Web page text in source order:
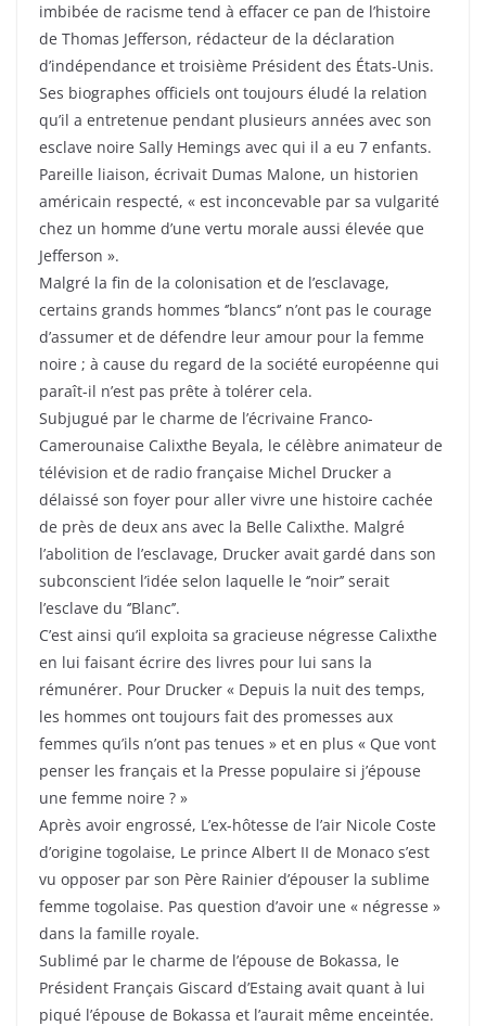
imbibée de racisme tend à effacer ce pan de l’histoire
de Thomas Jefferson, rédacteur de la déclaration
d’indépendance et troisième Président des États-Unis.
Ses biographes officiels ont toujours éludé la relation
qu’il a entretenue pendant plusieurs années avec son
esclave noire Sally Hemings avec qui il a eu 7 enfants.
Pareille liaison, écrivait Dumas Malone, un historien
américain respecté, « est inconcevable par sa vulgarité
chez un homme d’une vertu morale aussi élevée que
Jefferson ».
Malgré la fin de la colonisation et de l’esclavage,
certains grands hommes ‘’blancs‘’ n’ont pas le courage
d’assumer et de défendre leur amour pour la femme
noire ; à cause du regard de la société européenne qui
paraît-il n’est pas prête à tolérer cela.
Subjugué par le charme de l’écrivaine Franco-
Camerounaise Calixthe Beyala, le célèbre animateur de
télévision et de radio française Michel Drucker a
délaissé son foyer pour aller vivre une histoire cachée
de près de deux ans avec la Belle Calixthe. Malgré
l’abolition de l’esclavage, Drucker avait gardé dans son
subconscient l’idée selon laquelle le ‘’noir’’ serait
l’esclave du ‘’Blanc’’.
C’est ainsi qu’il exploita sa gracieuse négresse Calixthe
en lui faisant écrire des livres pour lui sans la
rémunérer. Pour Drucker « Depuis la nuit des temps,
les hommes ont toujours fait des promesses aux
femmes qu’ils n’ont pas tenues » et en plus « Que vont
penser les français et la Presse populaire si j’épouse
une femme noire ? »
Après avoir engrossé, L’ex-hôtesse de l’air Nicole Coste
d’origine togolaise, Le prince Albert II de Monaco s’est
vu opposer par son Père Rainier d’épouser la sublime
femme togolaise. Pas question d’avoir une « négresse »
dans la famille royale.
Sublimé par le charme de l’épouse de Bokassa, le
Président Français Giscard d’Estaing avait quant à lui
piqué l’épouse de Bokassa et l’aurait même enceintée.